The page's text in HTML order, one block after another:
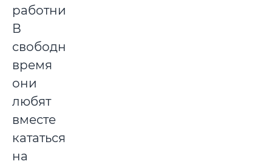
работник.
В
свободное
время
они
любят
вместе
кататься
на